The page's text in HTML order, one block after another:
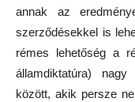
annak az
szerződésekkel is
rémes lehetőség a
államdiktatúra)
között, akik persze